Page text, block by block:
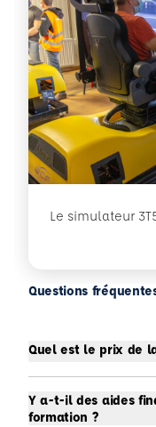
Le simulateur
Questions
Quel est le prix de
Y a-t-il des aides
formation ?